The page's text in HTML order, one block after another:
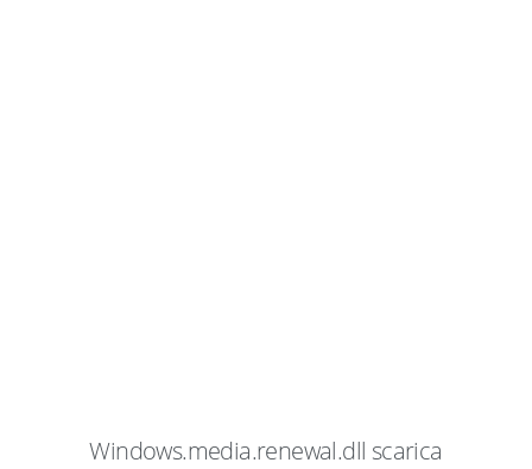
Windows.media.renewal.dll scarica